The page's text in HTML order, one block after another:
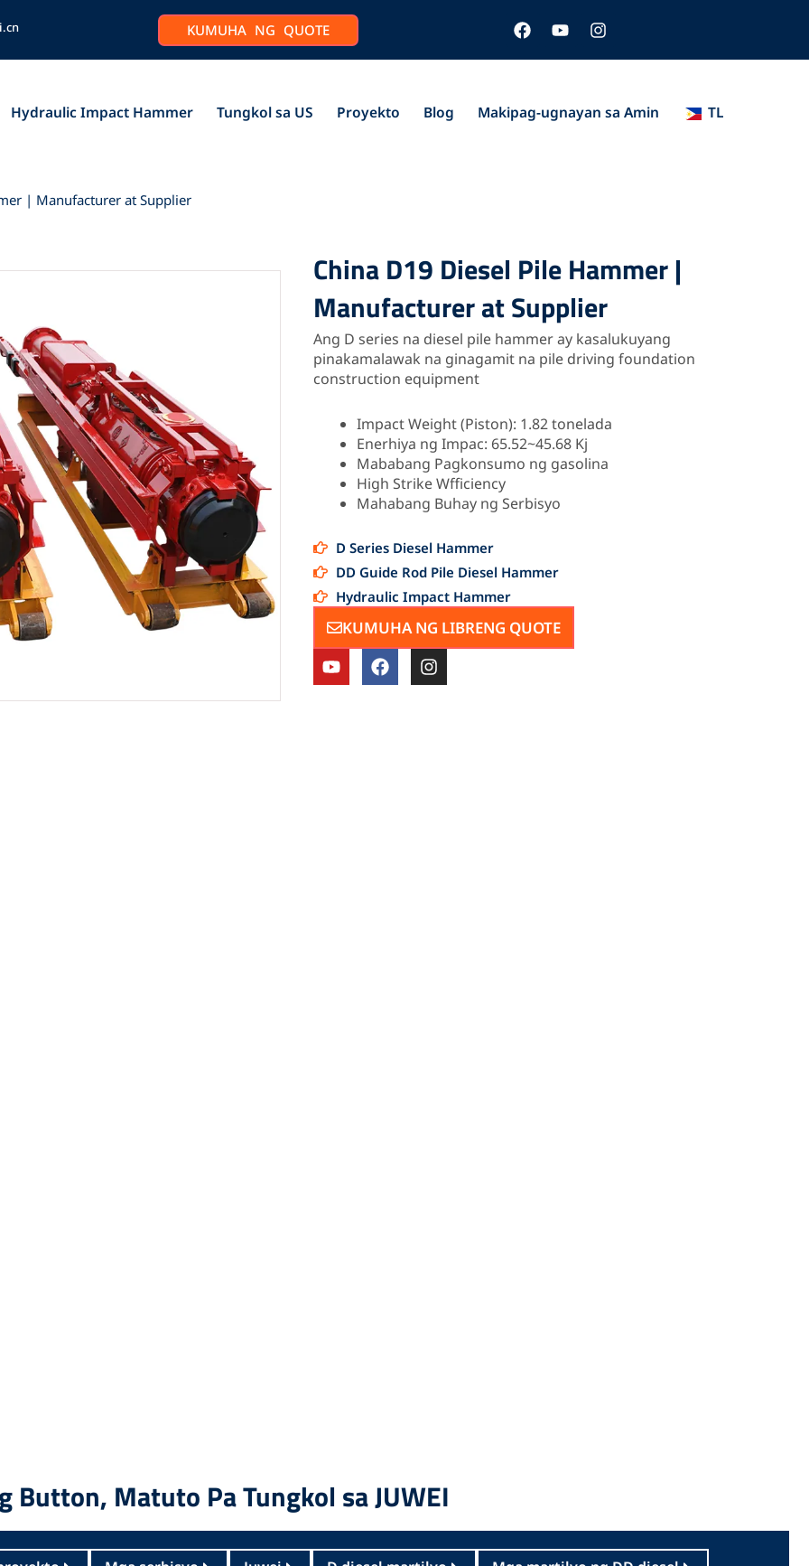
KUMUHA NG QUOTE F
a
c
o
o
Y
o
u
b
e
I
n
s
g
r
Hydraulic Impact Hammer Tungkol sa US Proyekto Blog Makipag-ugnayan sa Amin TL
| Manufacturer at Supplier
China D19 Diesel Pile Hammer |
Manufacturer at Supplier
Ang D series na diesel pile hammer ay kasalukuyang
pinakamalawak na ginagamit na pile driving foundation
construction equipment
Impact Weight (Piston): 1.82 tonelada
Enerhiya ng Impac: 65.52~45.68 Kj
Mababang Pagkonsumo ng gasolina
High Strike Wfficiency
Mahabang Buhay ng Serbisyo
D Series Diesel Hammer
DD Guide Rod Pile Diesel Hammer
Hydraulic Impact Hammer
KUMUHA NG LIBRENG QUOTE
Y
o
u
F
a
c
I
n
s
Button, Matuto Pa Tungkol sa JUWEI